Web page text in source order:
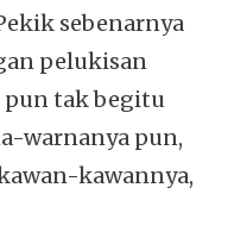
sebenarnya
pelukisan
pun tak begitu
warnanya pun,
kawannya,